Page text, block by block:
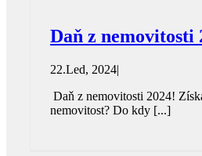
Daň z nemovitosti
22.Led, 2024|
Daň z nemovitosti 2024!
nemovitost? Do kdy [...]